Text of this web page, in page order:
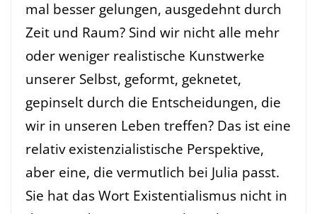
mal besser gelungen, ausgedehnt durch
Zeit und Raum? Sind wir nicht alle mehr
oder weniger realistische Kunstwerke
unserer Selbst, geformt, geknetet,
gepinselt durch die Entscheidungen, die
wir in unseren Leben treffen? Das ist eine
relativ existenzialistische Perspektive,
aber eine, die vermutlich bei Julia passt.
Sie hat das Wort Existentialismus nicht in